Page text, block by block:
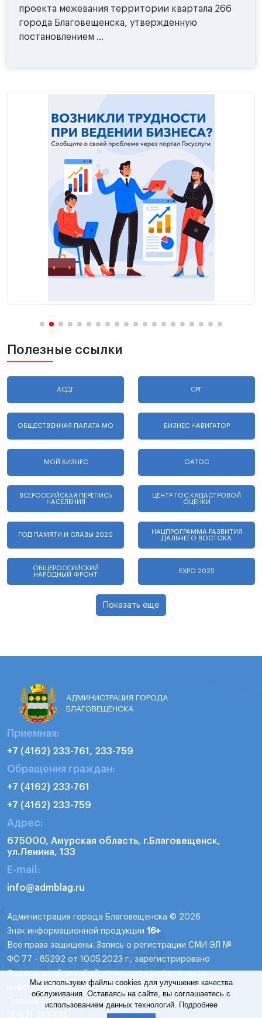
проекта межевания территории квартала 266
города Благовещенска, утвержденную
постановлением ...
Полезные ссылки
АСДГ СРГ
ОБЩЕСТВЕННАЯ ПАЛАТА МО БИЗНЕС НАВИГАТОР
МОЙ БИЗНЕС ОАТОС
ВСЕРОССИЙСКАЯ ПЕРЕПИСЬ
НАСЕЛЕНИЯ
ЦЕНТР ГОС.КАДАСТРОВОЙ
ОЦЕНКИ
ГОД ПАМЯТИ И СЛАВЫ 2020
НАЦПРОГРАММА РАЗВИТИЯ
ДАЛЬНЕГО ВОСТОКА
ОБЩЕРОССИЙСКИЙ
НАРОДНЫЙ ФРОНТ
EXPO 2025
Показать еще
АДМИНИСТРАЦИЯ ГОРОДА
БЛАГОВЕЩЕНСКА
Приемная:
+7 (4162) 233-761, 233-759
Обращения граждан:
+7 (4162) 233-761
+7 (4162) 233-759
Адрес:
675000, Амурская область, г.Благовещенск,
ул.Ленина, 133
E-mail:
info@admblag.ru
Администрация города Благовещенска © 2026
Знак информационной продукции 16+
Все права защищены. Запись о регистрации СМИ ЭЛ №
ФС 77 - 85292 от 10.05.2023 г., зарегистрировано
Федеральной службой по надзору в сфере связи,
информационных технологий и массовых коммуникаций.
Главный редактор: Пелевин Денис Юсупович, тел. 8
Мы используем файлы cookies для улучшения качества
обслуживания. Оставаясь на сайте, вы соглашаетесь с
использованием данных технологий. Подробнее